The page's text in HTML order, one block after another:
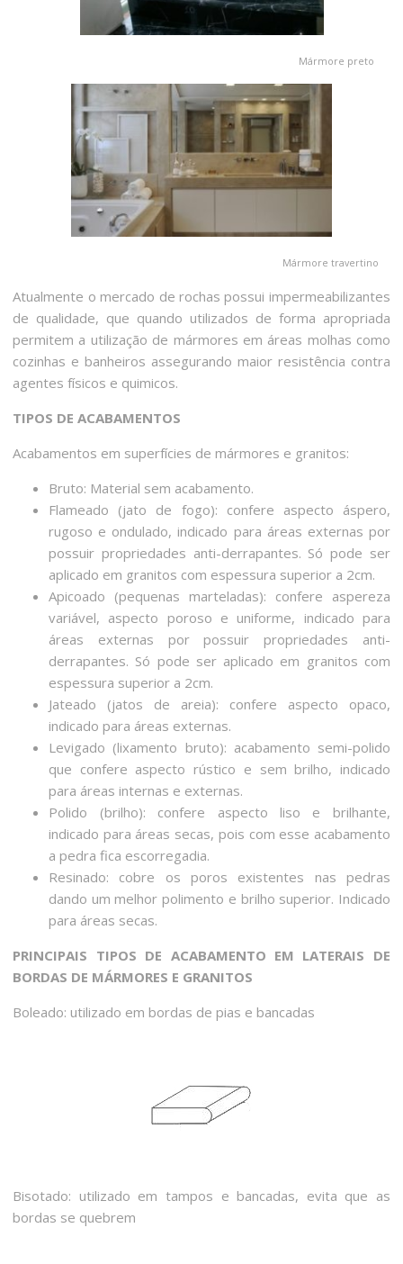
Mármore preto
Mármore travertino
Atualmente o mercado de rochas possui impermeabilizantes
de qualidade, que quando utilizados de forma apropriada
permitem a utilização de mármores em áreas molhas como
cozinhas e banheiros assegurando maior resistência contra
agentes físicos e quimicos.
TIPOS DE ACABAMENTOS
Acabamentos em superfícies de mármores e granitos:
Bruto: Material sem acabamento.
Flameado (jato de fogo): confere aspecto áspero,
rugoso e ondulado, indicado para áreas externas por
possuir propriedades anti-derrapantes. Só pode ser
aplicado em granitos com espessura superior a 2cm.
Apicoado (pequenas marteladas): confere aspereza
variável, aspecto poroso e uniforme, indicado para
áreas externas por possuir propriedades anti-
derrapantes. Só pode ser aplicado em granitos com
espessura superior a 2cm.
Jateado (jatos de areia): confere aspecto opaco,
indicado para áreas externas.
Levigado (lixamento bruto): acabamento semi-polido
que confere aspecto rústico e sem brilho, indicado
para áreas internas e externas.
Polido (brilho): confere aspecto liso e brilhante,
indicado para áreas secas, pois com esse acabamento
a pedra fica escorregadia.
Resinado: cobre os poros existentes nas pedras
dando um melhor polimento e brilho superior. Indicado
para áreas secas.
PRINCIPAIS TIPOS DE ACABAMENTO EM LATERAIS DE
BORDAS DE MÁRMORES E GRANITOS
Boleado: utilizado em bordas de pias e bancadas
Bisotado: utilizado em tampos e bancadas, evita que as
bordas se quebrem